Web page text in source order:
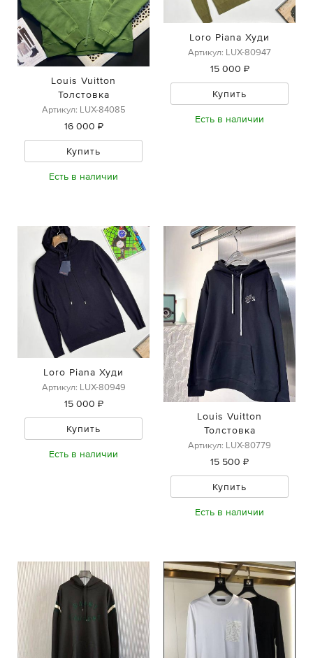
Louis Vuitton
Толстовка
Артикул: LUX-84085
16 000 ₽
Купить
Есть в наличии
Loro Piana Худи
Артикул: LUX-80947
15 000 ₽
Купить
Есть в наличии
Loro Piana Худи
Артикул: LUX-80949
15 000 ₽
Купить
Есть в наличии
Louis Vuitton
Толстовка
Артикул: LUX-80779
15 500 ₽
Купить
Есть в наличии